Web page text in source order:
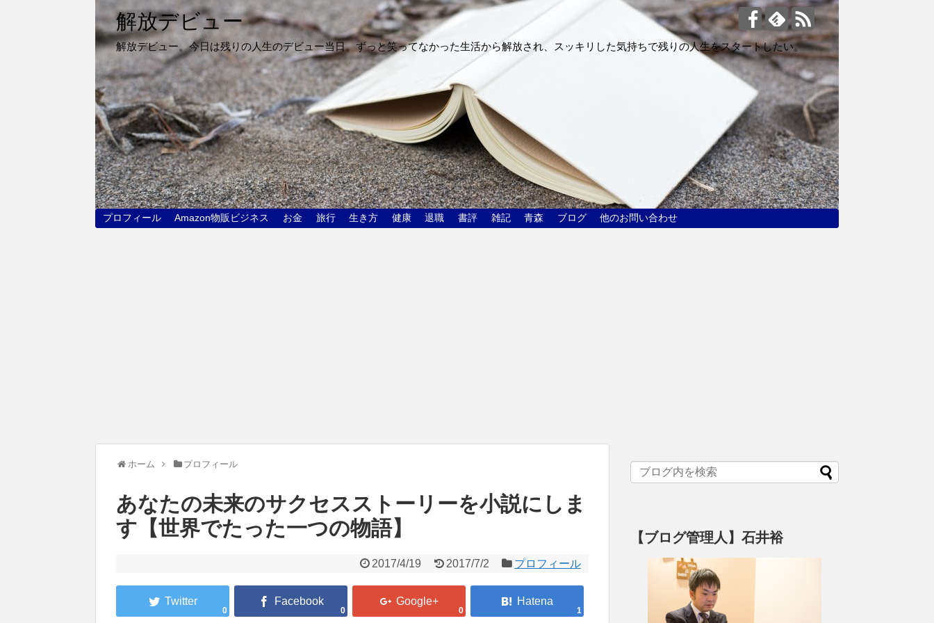
解放デビュー
解放デビュー。今日は残りの人生のデビュー当日。ずっと笑ってなかった生活から解放され、スッキリした気持ちで残りの人生をスタートしたい。
プロフィール Amazon物販ビジネス お金 旅行 生き方 健康 退職 書評 雑記 青森 ブログ 他のお問い合わせ
ホーム プロフィール
あなたの未来のサクセスストーリーを小説にしま
す【世界でたった一つの物語】
2017/4/19 2017/7/2 プロフィール
0 0 0 1
【ブログ管理人】石井裕